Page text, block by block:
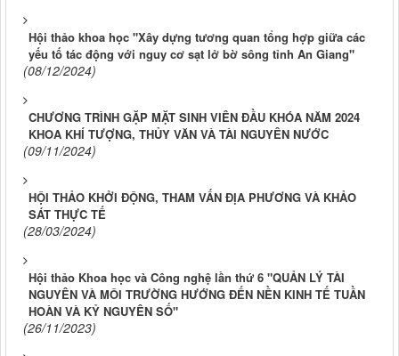
Hội thảo khoa học "Xây dựng tương quan tổng hợp giữa các
yếu tố tác động với nguy cơ sạt lở bờ sông tỉnh An Giang"
(08/12/2024)
CHƯƠNG TRÌNH GẶP MẶT SINH VIÊN ĐẦU KHÓA NĂM 2024
KHOA KHÍ TƯỢNG, THỦY VĂN VÀ TÀI NGUYÊN NƯỚC
(09/11/2024)
HỘI THẢO KHỞI ĐỘNG, THAM VẤN ĐỊA PHƯƠNG VÀ KHẢO
SÁT THỰC TẾ
(28/03/2024)
Hội thảo Khoa học và Công nghệ lần thứ 6 "QUẢN LÝ TÀI
NGUYÊN VÀ MÔI TRƯỜNG HƯỚNG ĐẾN NỀN KINH TẾ TUẦN
HOÀN VÀ KỶ NGUYÊN SỐ"
(26/11/2023)